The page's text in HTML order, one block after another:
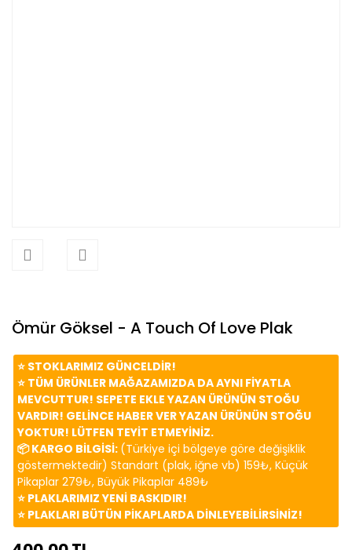
Ömür Göksel - A Touch Of Love Plak
⭐️ STOKLARIMIZ GÜNCELDİR!
⭐️ TÜM ÜRÜNLER MAĞAZAMIZDA DA AYNI FİYATLA
MEVCUTTUR! SEPETE EKLE YAZAN ÜRÜNÜN STOĞU
VARDIR! GELİNCE HABER VER YAZAN ÜRÜNÜN STOĞU
YOKTUR! LÜTFEN TEYİT ETMEYİNİZ.
📦 KARGO BİLGİSİ: (Türkiye içi bölgeye göre değişiklik
göstermektedir) Standart (plak, iğne vb) 159₺, Küçük
Pikaplar 279₺, Büyük Pikaplar 489₺
⭐️ PLAKLARIMIZ YENİ BASKIDIR!
⭐️ PLAKLARI BÜTÜN PİKAPLARDA DİNLEYEBİLİRSİNİZ!